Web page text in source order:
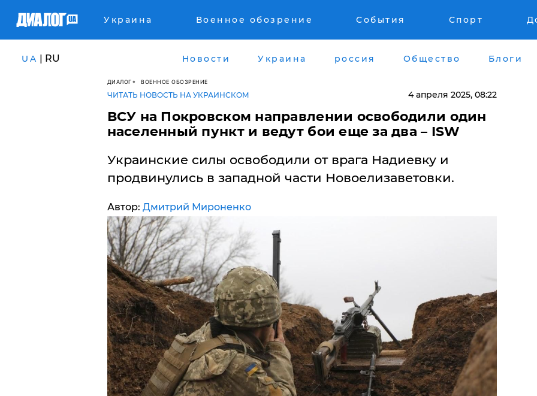
Украина Военное обозрение События Спорт
UA | RU Новости Украина россия Общество Блоги
ДИАЛОГ ВОЕННОЕ ОБОЗРЕНИЕ
ЧИТАТЬ НОВОСТЬ НА УКРАИНСКОМ 4 апреля 2025, 08:22
​ВСУ на Покровском направлении освободили один
населенный пункт и ведут бои еще за два – ISW
Украинские силы освободили от врага Надиевку и
продвинулись в западной части Новоелизаветовки.
Автор: Дмитрий Мироненко